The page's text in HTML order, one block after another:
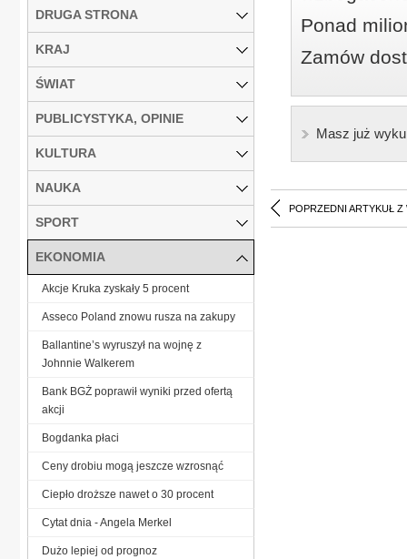
Ponad
Zamów
Masz już
POPRZEDNI ARTYKUŁ Z
DRUGA STRONA
KRAJ
ŚWIAT
PUBLICYSTYKA, OPINIE
KULTURA
NAUKA
SPORT
EKONOMIA
Akcje Kruka zyskały 5 procent
Asseco Poland znowu rusza na zakupy
Ballantine’s wyruszył na wojnę z
Johnnie Walkerem
Bank BGŻ poprawił wyniki przed ofertą
akcji
Bogdanka płaci
Ceny drobiu mogą jeszcze wzrosnąć
Ciepło droższe nawet o 30 procent
Cytat dnia - Angela Merkel
Dużo lepiej od prognoz